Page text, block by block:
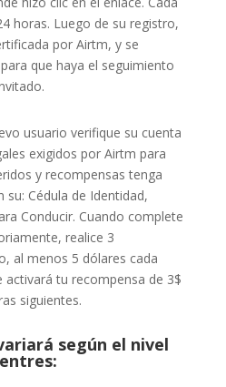
horas. Luego de su registro,
por Airtm, y se
que haya el seguimiento
usuario verifique su cuenta
exigidos por Airtm para
y recompensas tenga
su: Cédula de Identidad,
Conducir. Cuando complete
realice 3
al menos 5 dólares cada
tu recompensa de 3$
siguientes.
según el nivel